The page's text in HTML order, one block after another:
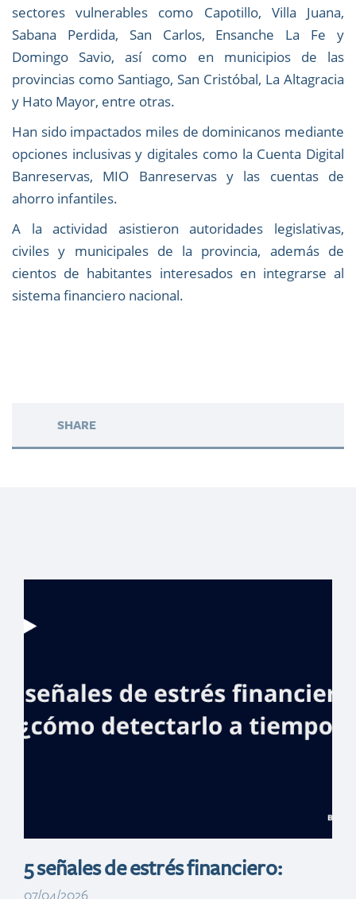
sectores vulnerables como Capotillo, Villa Juana,
Sabana Perdida, San Carlos, Ensanche La Fe y
Domingo Savio, así como en municipios de las
provincias como Santiago, San Cristóbal, La Altagracia
y Hato Mayor, entre otras.
Han sido impactados miles de dominicanos mediante
opciones inclusivas y digitales como la Cuenta Digital
Banreservas, MIO Banreservas y las cuentas de
ahorro infantiles.
A la actividad asistieron autoridades legislativas,
civiles y municipales de la provincia, además de
cientos de habitantes interesados en integrarse al
sistema financiero nacional.
SHARE
cientos de
ciudadanos en
5 señales de estrés financiero:
07/04/2026